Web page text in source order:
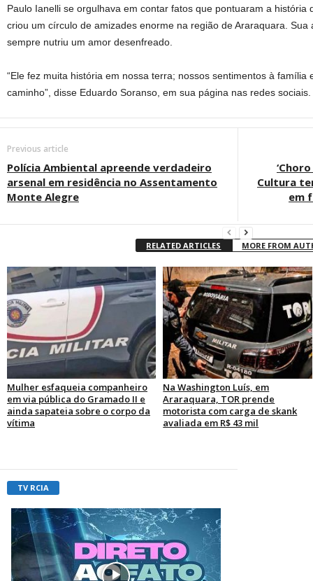
Paulo Ianelli se orgulhava em contar fatos que pontuaram a história
criou um círculo de amizades enorme na região de Araraquara.
sempre nutriu um amor desenfreado.
“Ele fez muita história em nossa terra; nossos sentimentos à família
caminho”, disse Eduardo Soranso, em sua página nas redes sociais.
Previous article
Polícia Ambiental apreende verdadeiro
arsenal em residência no Assentamento
Monte Alegre
Cultura
em
RELATED ARTICLES MORE FROM
Mulher esfaqueia companheiro
em via pública do Gramado II e
ainda sapateia sobre o corpo da
vítima
Na Washington Luís, em
Araraquara, TOR prende
motorista com carga de skank
avaliada em R$ 43 mil
TV RCIA